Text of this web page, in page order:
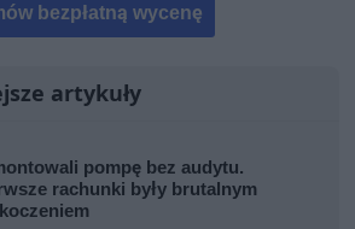
bezpłatną wycenę
artykuły
pompę bez audytu.
rachunki były brutalnym